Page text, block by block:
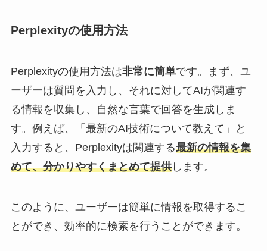
Perplexityの使用方法
Perplexityの使用方法は非常に簡単です。まず、ユ
ーザーは質問を入力し、それに対してAIが関連す
る情報を収集し、自然な言葉で回答を生成しま
す。例えば、「最新のAI技術について教えて」と
入力すると、Perplexityは関連する最新の情報を集
めて、分かりやすくまとめて提供します。
このように、ユーザーは簡単に情報を取得するこ
とができ、効率的に検索を行うことができます。